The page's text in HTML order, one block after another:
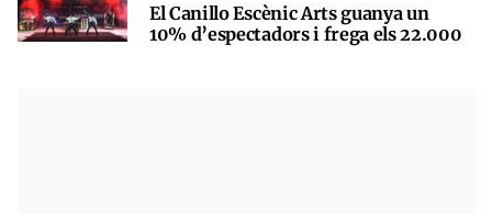
El Canillo Escènic Arts guanya un
10% d’espectadors i frega els 22.000